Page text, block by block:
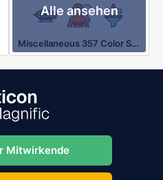
Alle ansehen
Miscellaneous 357 Color Shadow
Mitwirkende